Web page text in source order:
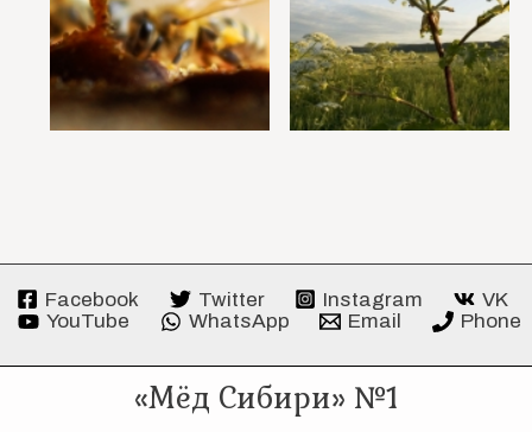
Facebook Twitter Instagram
VK
YouTube
WhatsApp Email Phone
«Мёд Сибири» №1